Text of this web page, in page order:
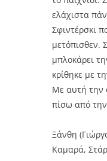
ελάχιστα
Σφιντέρσκι
μετόπισθεν.
μπλοκάρει
κρίθηκε με
Με αυτή την
πίσω από
Ξάνθη
Καμαρά,